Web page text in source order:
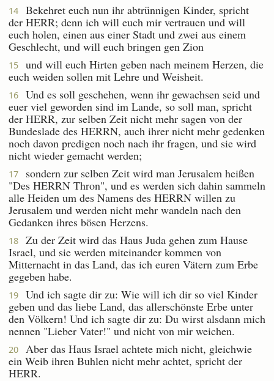
14
Bekehret euch nun ihr abtrünnigen Kinder, spricht
der HERR; denn ich will euch mir vertrauen und will
euch holen, einen aus einer Stadt und zwei aus einem
Geschlecht, und will euch bringen gen Zion
15
und will euch Hirten geben nach meinem Herzen, die
euch weiden sollen mit Lehre und Weisheit.
16
Und es soll geschehen, wenn ihr gewachsen seid und
euer viel geworden sind im Lande, so soll man, spricht
der HERR, zur selben Zeit nicht mehr sagen von der
Bundeslade des HERRN, auch ihrer nicht mehr gedenken
noch davon predigen noch nach ihr fragen, und sie wird
nicht wieder gemacht werden;
17
sondern zur selben Zeit wird man Jerusalem heißen
"Des HERRN Thron", und es werden sich dahin sammeln
alle Heiden um des Namens des HERRN willen zu
Jerusalem und werden nicht mehr wandeln nach den
Gedanken ihres bösen Herzens.
18
Zu der Zeit wird das Haus Juda gehen zum Hause
Israel, und sie werden miteinander kommen von
Mitternacht in das Land, das ich euren Vätern zum Erbe
gegeben habe.
19
Und ich sagte dir zu: Wie will ich dir so viel Kinder
geben und das liebe Land, das allerschönste Erbe unter
den Völkern! Und ich sagte dir zu: Du wirst alsdann mich
nennen "Lieber Vater!" und nicht von mir weichen.
20
Aber das Haus Israel achtete mich nicht, gleichwie
ein Weib ihren Buhlen nicht mehr achtet, spricht der
HERR.